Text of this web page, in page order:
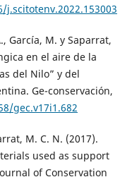
García, M. y Saparrat,
en el aire de la
del Nilo” y del
Ge-conservación,
gec.v17i1.682
M. C. N. (2017).
used as support
of Conservation